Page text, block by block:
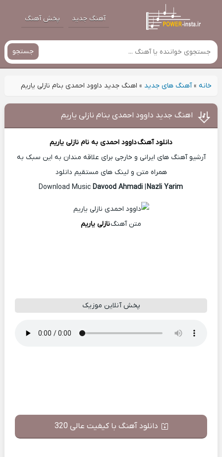
آهنگ جدید پخش آهنگ
جستجو
خانه»آهنگ های جدید » اهنگ جدید داوود احمدی بنام نازلی یاریم
اهنگ جدید داوود احمدی بنام نازلی یاریم
دانلود آهنگداوود احمدی به نام نازلی یاریم
آرشیو آهنگ های ایرانی و خارجی برای علاقه مندان به این سبک به
همراه متن و لینک های مستقیم دانلود
Davood Ahmadi |Nazli Yarim
متن آهنگنازلی یاریم
پخش آنلاین موزیک
دانلود آهنگ با کیفیت عالی 320